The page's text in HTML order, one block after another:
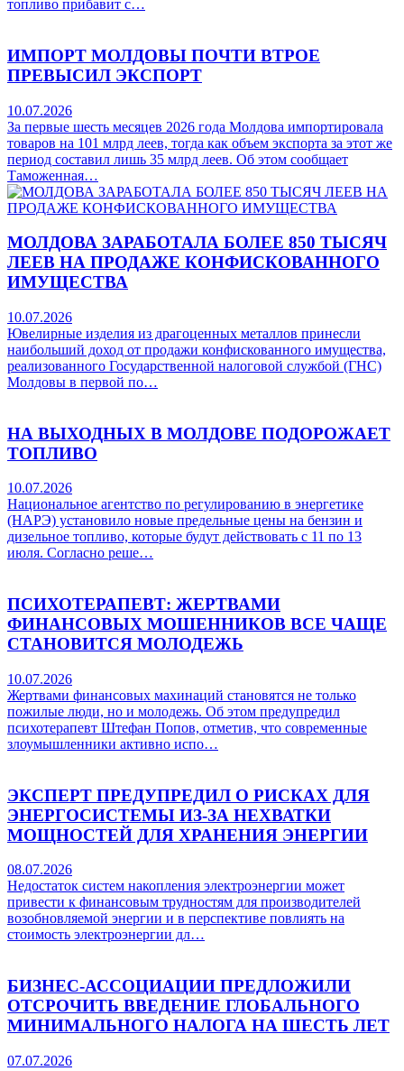
топливо прибавит с…
ИМПОРТ МОЛДОВЫ ПОЧТИ ВТРОЕ
ПРЕВЫСИЛ ЭКСПОРТ
10.07.2026
За первые шесть месяцев 2026 года Молдова импортировала
товаров на 101 млрд леев, тогда как объем экспорта за этот же
период составил лишь 35 млрд леев. Об этом сообщает
Таможенная…
МОЛДОВА ЗАРАБОТАЛА БОЛЕЕ 850 ТЫСЯЧ
ЛЕЕВ НА ПРОДАЖЕ КОНФИСКОВАННОГО
ИМУЩЕСТВА
10.07.2026
Ювелирные изделия из драгоценных металлов принесли
наибольший доход от продажи конфискованного имущества,
реализованного Государственной налоговой службой (ГНС)
Молдовы в первой по…
НА ВЫХОДНЫХ В МОЛДОВЕ ПОДОРОЖАЕТ
ТОПЛИВО
10.07.2026
Национальное агентство по регулированию в энергетике
(НАРЭ) установило новые предельные цены на бензин и
дизельное топливо, которые будут действовать с 11 по 13
июля. Согласно реше…
ПСИХОТЕРАПЕВТ: ЖЕРТВАМИ
ФИНАНСОВЫХ МОШЕННИКОВ ВСЕ ЧАЩЕ
СТАНОВИТСЯ МОЛОДЕЖЬ
10.07.2026
Жертвами финансовых махинаций становятся не только
пожилые люди, но и молодежь. Об этом предупредил
психотерапевт Штефан Попов, отметив, что современные
злоумышленники активно испо…
ЭКСПЕРТ ПРЕДУПРЕДИЛ О РИСКАХ ДЛЯ
ЭНЕРГОСИСТЕМЫ ИЗ-ЗА НЕХВАТКИ
МОЩНОСТЕЙ ДЛЯ ХРАНЕНИЯ ЭНЕРГИИ
08.07.2026
Недостаток систем накопления электроэнергии может
привести к финансовым трудностям для производителей
возобновляемой энергии и в перспективе повлиять на
стоимость электроэнергии дл…
БИЗНЕС-АССОЦИАЦИИ ПРЕДЛОЖИЛИ
ОТСРОЧИТЬ ВВЕДЕНИЕ ГЛОБАЛЬНОГО
МИНИМАЛЬНОГО НАЛОГА НА ШЕСТЬ ЛЕТ
07.07.2026